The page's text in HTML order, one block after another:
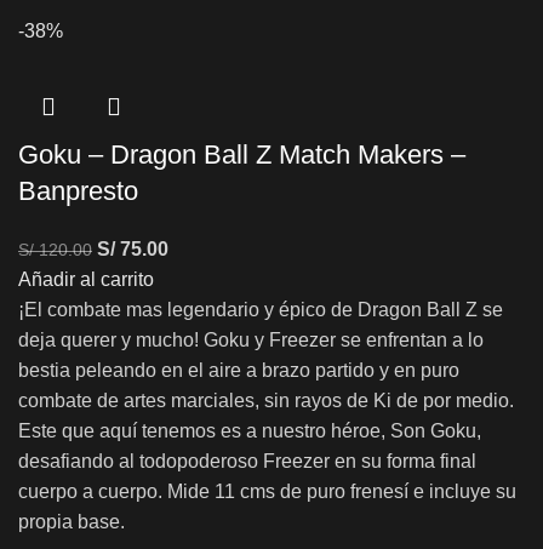
-38%
Goku – Dragon Ball Z Match Makers –
Banpresto
S/120.00 S/75.00
Añadir al carrito
¡El combate mas legendario y épico de Dragon Ball Z se
deja querer y mucho! Goku y Freezer se enfrentan a lo
bestia peleando en el aire a brazo partido y en puro
combate de artes marciales, sin rayos de Ki de por medio.
Este que aquí tenemos es a nuestro héroe, Son Goku,
desafiando al todopoderoso Freezer en su forma final
cuerpo a cuerpo. Mide 11 cms de puro frenesí e incluye su
propia base.